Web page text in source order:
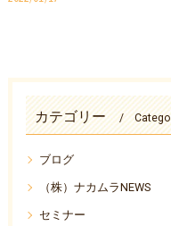
カテゴリー
ブログ
（株）ナカムラNEWS
セミナー